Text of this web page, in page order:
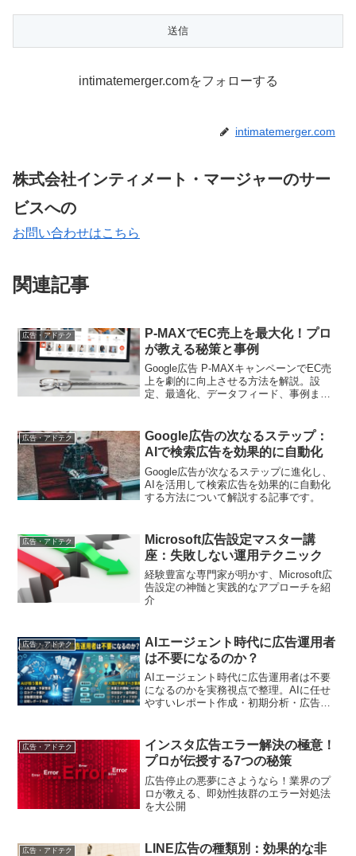
intimatemerger.comをフォローする
intimatemerger.com
株式会社インティメート・マージャーのサー
ビスへの
お問い合わせはこちら
関連記事
広告・アドテク
P-MAXでEC売上を最大化！プロ
が教える秘策と事例
Google広告 P-MAXキャンペーンでEC売
上を劇的に向上させる方法を解説。設
定、最適化、データフィード、事例ま
広告・アドテク
Google広告の次なるステップ：
AIで検索広告を効果的に自動化
Google広告が次なるステップに進化し、
AIを活用して検索広告を効果的に自動化
する方法について解説する記事です。
広告・アドテク
Microsoft広告設定マスター講
座：失敗しない運用テクニック
経験豊富な専門家が明かす、Microsoft広
告設定の神髄と実践的なアプローチを紹
介
広告・アドテク
AIエージェント時代に広告運用者
は不要になるのか？
AIエージェント時代に広告運用者は不要
になるのかを実務視点で整理。AIに任せ
やすいレポート作成・初期分析・広告文
情報をつなぐ運用設計を解説します
広告・アドテク
インスタ広告エラー解決の極意！
プロが伝授する7つの秘策
広告停止の悪夢にさようなら！業界のプ
ロが教える、即効性抜群のエラー対処法
を大公開
広告・アドテク
LINE広告の種類別：効果的な非